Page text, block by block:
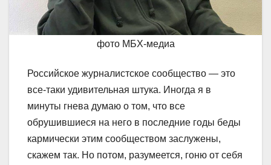
фото МБХ-медиа
Российское журналистское сообщество — это
все-таки удивительная штука. Иногда я в
минуты гнева думаю о том, что все
обрушившиеся на него в последние годы беды
кармически этим сообществом заслужены,
скажем так. Но потом, разумеется, гоню от себя